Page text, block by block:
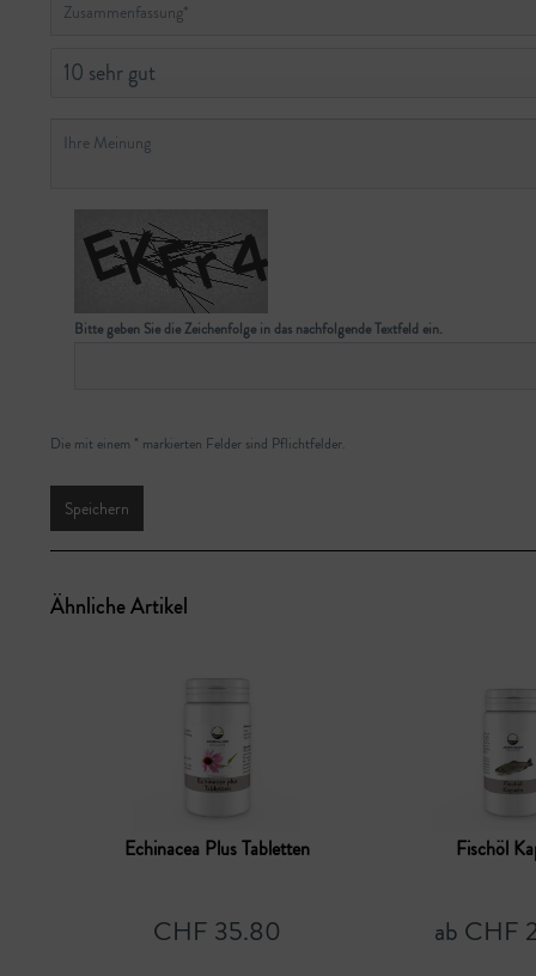
Bitte geben Sie die Zeichenfolge in das nachfolgende Textfeld ein.
Die mit einem * markierten Felder sind Pflichtfelder.
Speichern
Ähnliche Artikel
Echinacea Plus Tabletten
CHF 35.80
Fischöl
ab CHF